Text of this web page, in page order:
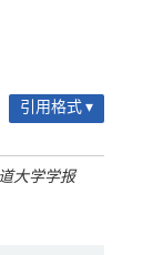
引用格式 ▾
大学学报